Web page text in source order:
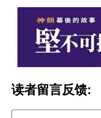
读者留言反馈: